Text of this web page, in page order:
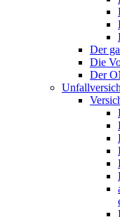
Der
Die
Der